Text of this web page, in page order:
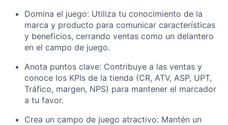
Domina el juego: Utiliza tu conocimiento de la
marca y producto para comunicar características
y beneficios, cerrando ventas como un delantero
en el campo de juego.
Anota puntos clave: Contribuye a las ventas y
conoce los KPIs de la tienda (CR, ATV, ASP, UPT,
Tráfico, margen, NPS) para mantener el marcador
a tu favor.
Crea un campo de juego atractivo: Mantén un